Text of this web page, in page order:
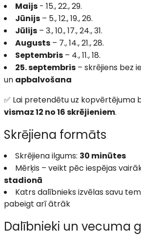
Maijs - 15., 22., 29.
Jūnijs – 5., 12., 19., 26.
Jūlijs – 3., 10., 17., 24., 31.
Augusts – 7., 14., 21., 28.
Septembris – 4., 11., 18.
25. septembris – skrējiens bez
un apbalvošana
✅ Lai pretendētu uz kopvērtējuma
vismaz 12 no 16 skrējieniem.
Skrējiena formāts
Skrējiena ilgums: 30 minūtes
Mērķis – veikt pēc iespējas
stadionā
Katrs dalībnieks izvēlas savu
pabeigt arī ātrāk
Dalībnieki un vecuma